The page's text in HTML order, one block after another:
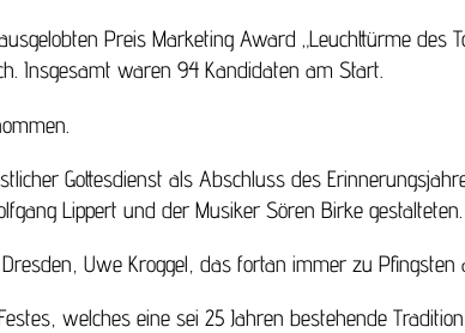
Preis Marketing Award „Leuchttürme des
Insgesamt waren 94 Kandidaten am Start.
Gottesdienst als Abschluss des
Lippert und der Musiker Sören Birke gestalteten.
Uwe Kroggel, das fortan immer zu Pfingsten
welches eine sei 25 Jahren bestehende Tradition